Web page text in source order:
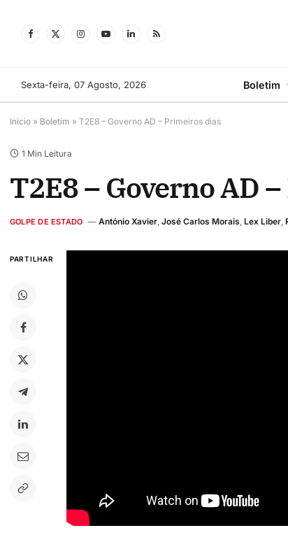
Facebook
X
InstagramYouTubeLinkedInRSS
Sexta-feira, 07 Agosto, 2026 Boletim
Início » Boletim » T2E8 – Governo AD – Primeiros dias
1 Min Leitura
T2E8 – Governo AD
GOLPE DE ESTADO António Xavier,José Carlos Morais,Lex Liber,
PARTILHAR